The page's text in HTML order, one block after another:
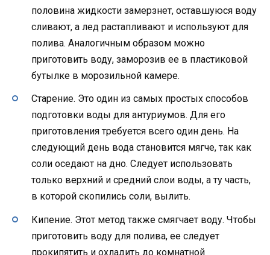
половина жидкости замерзнет, оставшуюся воду
сливают, а лед растапливают и используют для
полива. Аналогичным образом можно
приготовить воду, заморозив ее в пластиковой
бутылке в морозильной камере.
Старение. Это один из самых простых способов
подготовки воды для антуриумов. Для его
приготовления требуется всего один день. На
следующий день вода становится мягче, так как
соли оседают на дно. Следует использовать
только верхний и средний слои воды, а ту часть,
в которой скопились соли, вылить.
Кипение. Этот метод также смягчает воду. Чтобы
приготовить воду для полива, ее следует
прокипятить и охладить до комнатной